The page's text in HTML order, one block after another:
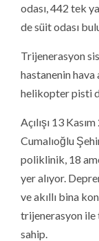
odası, 442 tek
de süit odası
Trijenerasyon
hastanenin hava
helikopter pisti
Açılışı 13
Cumalıoğlu
poliklinik, 18
yer alıyor.
ve akıllı bina
trijenerasyon ile
sahip.